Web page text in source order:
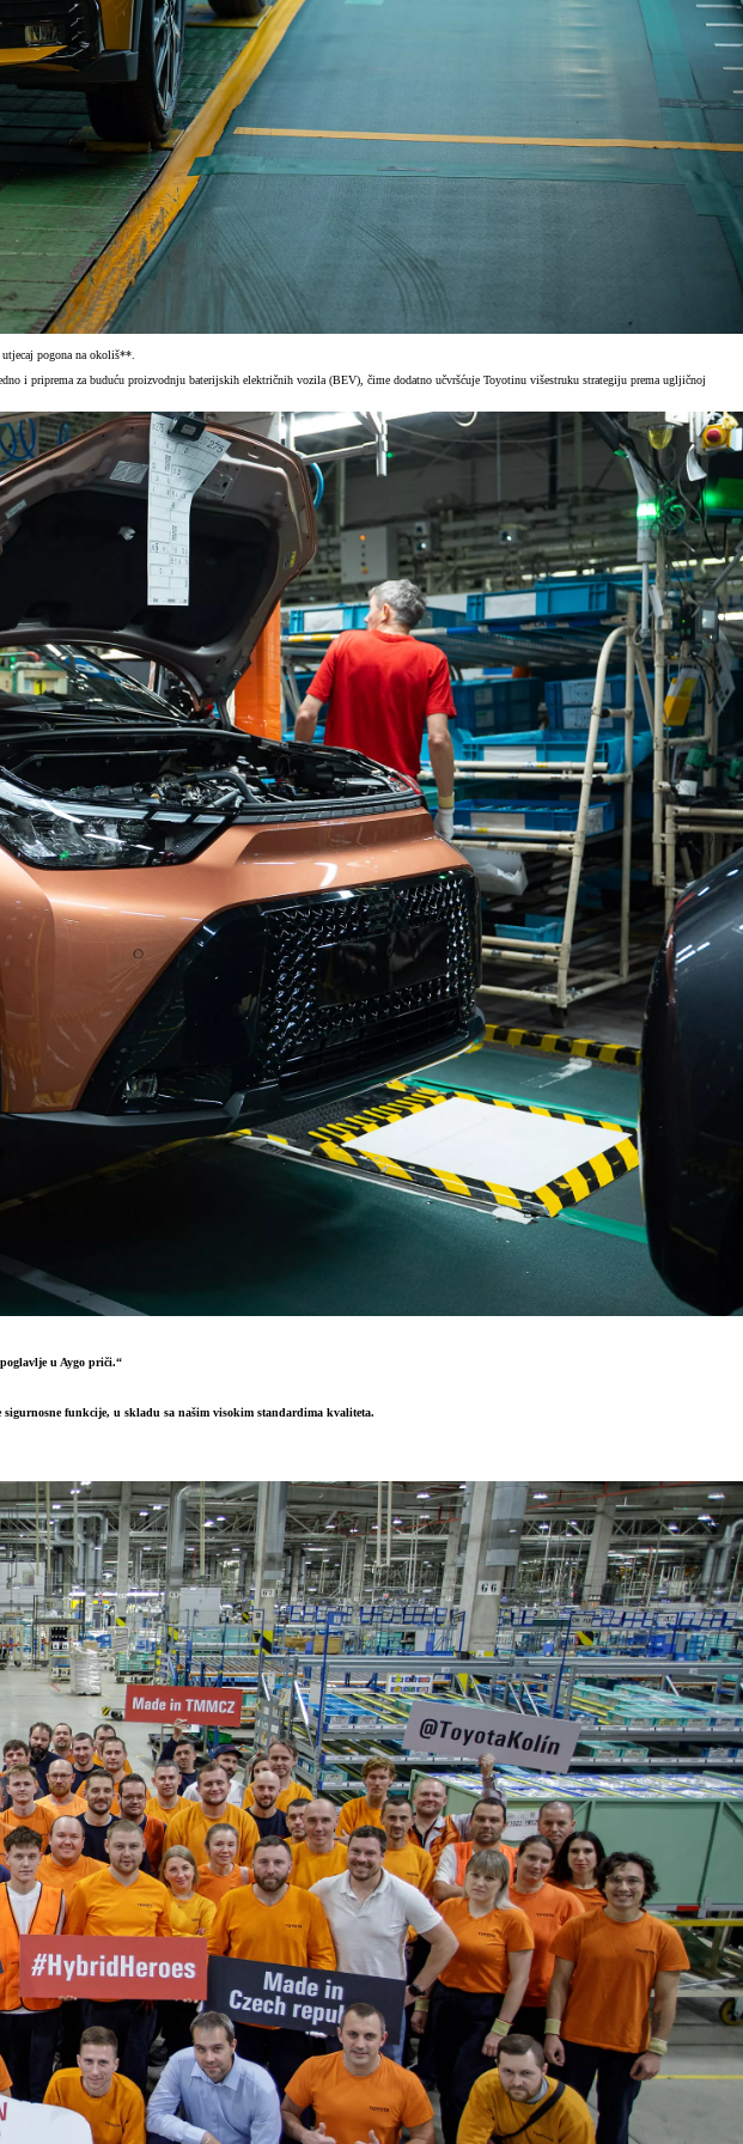
pogona na okoliš**.
i priprema za buduću proizvodnju baterijskih električnih vozila (BEV), čime dodatno učvršćuje Toyotinu višestruku strategiju prema ugljičnoj
u Aygo priči.“
funkcije, u skladu sa našim visokim standardima kvaliteta.